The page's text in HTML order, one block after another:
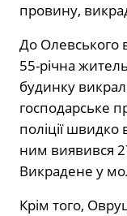
провину,
До Олевського
55-річна житель
будинку
господарське
поліції
ним виявився
Викрадене у
Крім того,